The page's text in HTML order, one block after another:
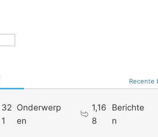
Recente
32
1
Onderwerp
en
1,16
8
Berichte
n